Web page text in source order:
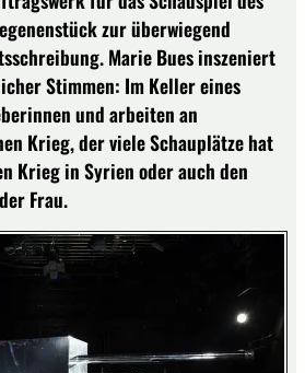
zur überwiegend
Marie Bues inszeniert
Stimmen: Im Keller eines
und arbeiten an
Krieg, der viele Schauplätze hat
Krieg in Syrien oder auch den
Frau.